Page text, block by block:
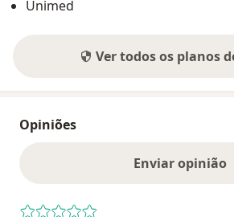
Unimed
Ver todos os planos
Opiniões
Enviar opinião